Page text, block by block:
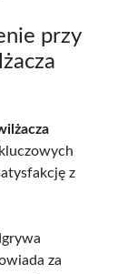
przy
z
za